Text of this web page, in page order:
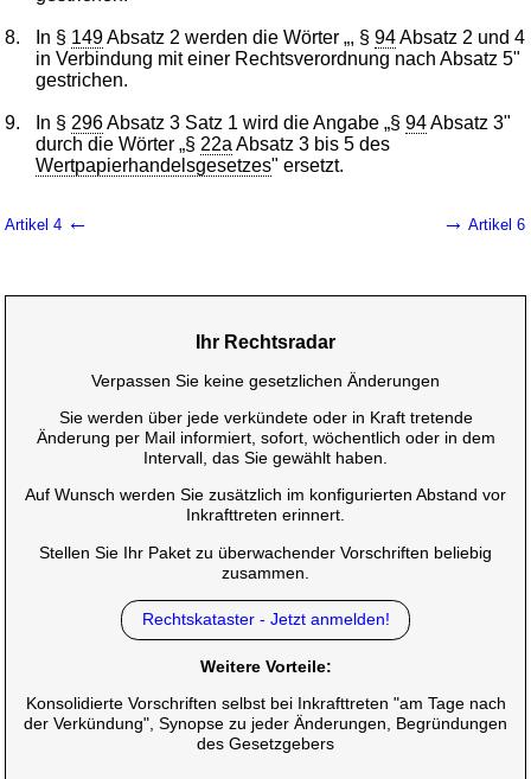
8. In § 149Absatz 2 werden die Wörter „, §94Absatz 2 und 4
in Verbindung mit einer Rechtsverordnung nach Absatz 5"
gestrichen.
9. In § 296Absatz 3 Satz 1 wird die Angabe „§94Absatz 3"
durch die Wörter „§ 22a Absatz 3 bis 5 des
Wertpapierhandelsgesetzes" ersetzt.
Artikel 4 ← → Artikel 6
Ihr Rechtsradar
Verpassen Sie keine gesetzlichen Änderungen
Sie werden über jede verkündete oder in Kraft tretende
Änderung per Mail informiert, sofort, wöchentlich oder in dem
Intervall, das Sie gewählt haben.
Auf Wunsch werden Sie zusätzlich im konfigurierten Abstand vor
Inkrafttreten erinnert.
Stellen Sie Ihr Paket zu überwachender Vorschriften beliebig
zusammen.
Rechtskataster - Jetzt anmelden!
Weitere Vorteile:
Konsolidierte Vorschriften selbst bei Inkrafttreten "am Tage nach
der Verkündung", Synopse zu jeder Änderungen, Begründungen
des Gesetzgebers